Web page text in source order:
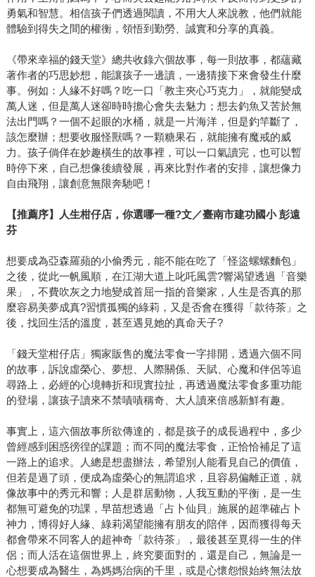
勇氣和智慧。相信孩子們透過閱讀，不用大人來說教，他們就能
體驗到得失之間的權衡，領悟到勤勞、誠實和分享的真義。
《帶來幸福的錢天堂》總共收錄六個故事，每一則故事，都蘊藏
著作者的巧思妙想，能讓孩子一邊讀，一邊猜接下來會發生什麼
事。例如：人緣不好嗎？吃一口「教主夾心巧克力」，就能變成
萬人迷，但是萬人迷卻時時擔心會失去魅力；想去釣魚又苦於無
法出門嗎？一個不起眼的水桶，就是一片海洋，但是釣竿斷了，
該怎麼辦；想要收服怪獸嗎？一顆糖果石，就能擁有魔戒的威
力。孩子倘佯在妙趣橫生的故事裡，可以一口氣讀完，也可以暫
時停下來，自己想像後續發展，再來比對作者的安排，讓想像力
自由飛翔，讓創意無限奔馳吧！
【推薦序】人生柑仔店，你選哪一種?文／臺南市建功國小 彭遠
芬
想要成為亞森羅蘋的小偷秀元，能不能在吃了「怪盜螺螺麵包」
之後，從此一帆風順，在江湖大道上叱吒風雲?響渴望透過「音樂
果」，不費吹灰之力地變成首屈一指的音樂家，人生是否真的那
麼容易美夢成真?習慣孤獨的綠莉，又是否會在獲得「款待茶」之
後，找回生活的溫度，甚至遇見她的真命天子?
「錢天堂柑仔店」獨家販售的魔法零食一字排開，透過六個不同
的故事，訴說虛榮心、夢想、人際關係、天賦、心魔和伴侶等追
尋路上，必經的心境轉折和現實拉扯，再透過魔法零食多重功能
的登場，讓孩子讀來不禁嘖嘖稱奇、大人讀來倍感新鮮有趣。
事實上，這六個故事所欲傳達的，都是孩子的成長過程中，多少
曾經感到困惑徬徨的課題；而不同的魔法零食，正恰恰補足了這
一路上的追求。人總是想盡辦法，希望別人能看見自己的價值，
但若是過了頭，便成為虛榮心的無謂追求，且容易偏離正道，就
像故事中的秀元和響；人是群居動物，人我互動的平衡，是一生
都無可避免的功課，早苗想透過「占卜仙貝」施展的超準確占卜
神力，博得好人緣、綠莉渴望能擁有朋友的陪伴，因而獲得每天
都會帶來不同客人的超神奇「款待茶」，最後甚至覓得一生的伴
侶；而人活在這個世界上，終究要面對的，還是自己，無論是一
心想要成為醫生，為媽媽治病的千里，或是心懷怨恨始終無法放